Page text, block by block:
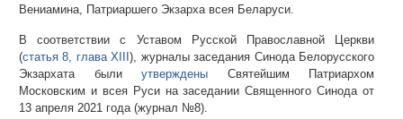
Вениамина, Патриаршего Экзарха всея Беларуси.
В соответствии с Уставом Русской Православной Церкви
(статья 8, глава XIII), журналы заседания Синода Белорусского
Экзархата былиутверждены Святейшим Патриархом
Московским и всея Руси на заседании Священного Синода от
13 апреля 2021 года (журнал №8).